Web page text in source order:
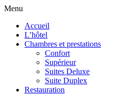
Menu
Accueil
L’hôtel
Chambres et prestations
Confort
Supérieur
Suites Deluxe
Suite Duplex
Restauration